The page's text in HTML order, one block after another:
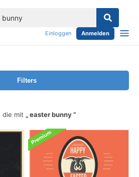
Einloggen Anmelden
Filters
die mit
easter bunny